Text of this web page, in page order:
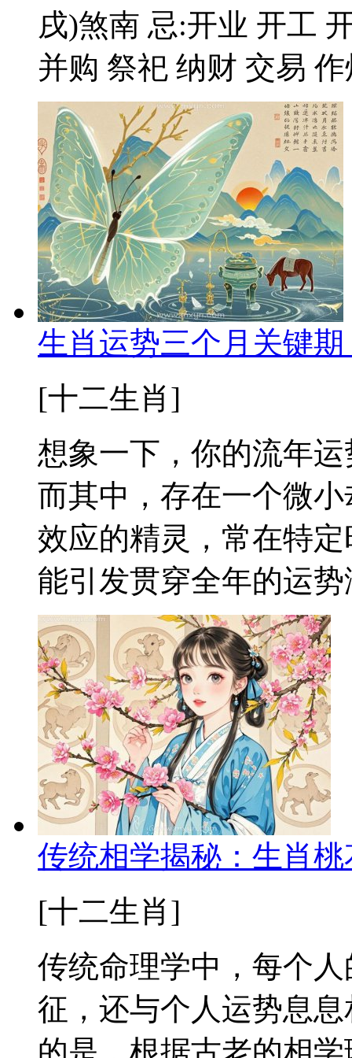
戌)煞南 忌:开业 开工
并购 祭祀 纳财 交易
生肖运势三个月关键
[十二生肖]
想象一下，你的流年
而其中，存在一个微
效应的精灵，常在特
能引发贯穿全年的运
传统相学揭秘：生肖
[十二生肖]
传统命理学中，每个
征，还与个人运势息
的是，根据古老的相